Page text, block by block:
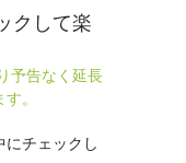
クして楽
予告なく延長
。
にチェックし